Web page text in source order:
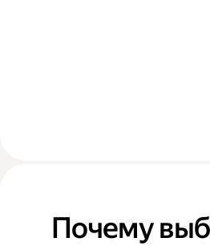
Почему